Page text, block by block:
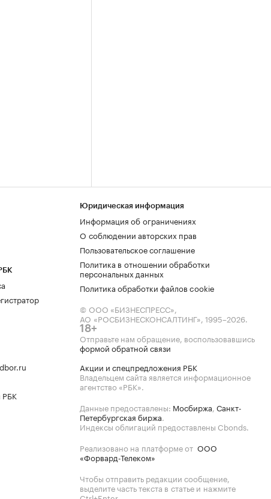
РБК
Юридическая информация
Информация об ограничениях
О соблюдении авторских прав
Пользовательское соглашение
Политика в отношении обработки
персональных данных
Политика обработки файлов cookie
© ООО «БИЗНЕСПРЕСС»,
АО «РОСБИЗНЕСКОНСАЛТИНГ», 1995–2026.
18+
Отправьте нам обращение, воспользовавшись
формой обратной связи
Акции и спецпредложения РБК
Владельцем сайта является информационное
агентство «РБК».
Данные предоставлены: Мосбиржа, Санкт-
Петербургская биржа.
Индексы облигаций предоставлены Cbonds.
Реализовано на платформе от ООО
«Форвард-Телеком»
Чтобы отправить редакции сообщение,
выделите часть текста в статье и нажмите